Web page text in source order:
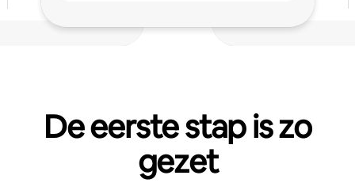
De eerste stap is zo
gezet